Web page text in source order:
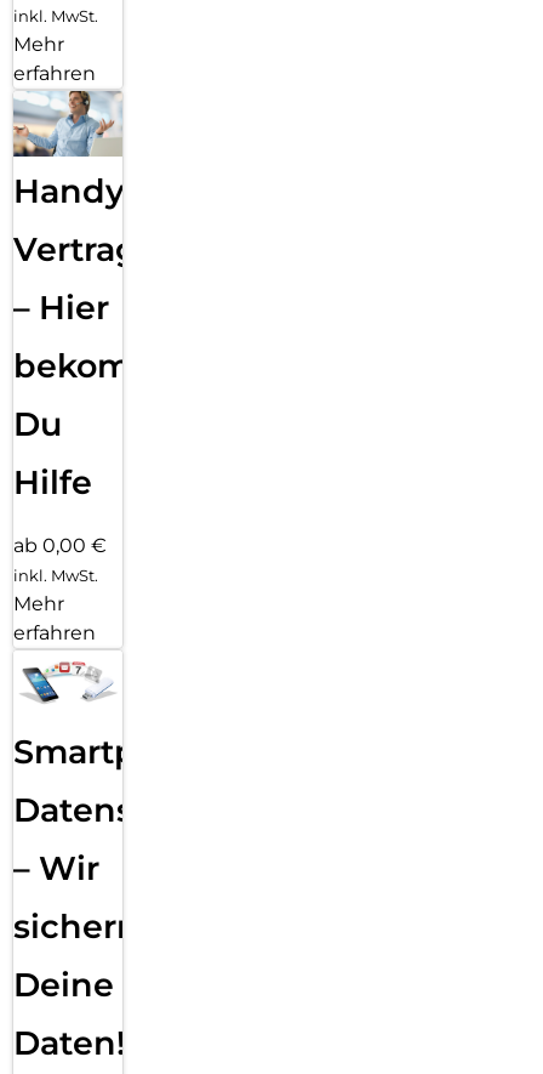
inkl. MwSt.
Mehr
erfahren
Handy
Vertragsabwicklung
– Hier
bekommst
Du
Hilfe
ab 0,00 €
inkl. MwSt.
Mehr
erfahren
Smartphone
Datensicherung
– Wir
sichern
Deine
Daten!